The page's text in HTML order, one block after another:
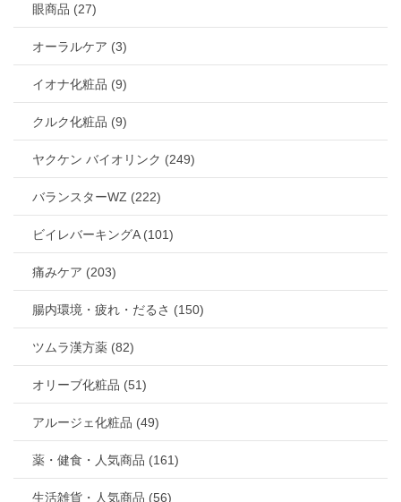
眼商品 (27)
オーラルケア (3)
イオナ化粧品 (9)
クルク化粧品 (9)
ヤクケン バイオリンク (249)
バランスターWZ (222)
ビイレバーキングA (101)
痛みケア (203)
腸内環境・疲れ・だるさ (150)
ツムラ漢方薬 (82)
オリーブ化粧品 (51)
アルージェ化粧品 (49)
薬・健食・人気商品 (161)
生活雑貨・人気商品 (56)